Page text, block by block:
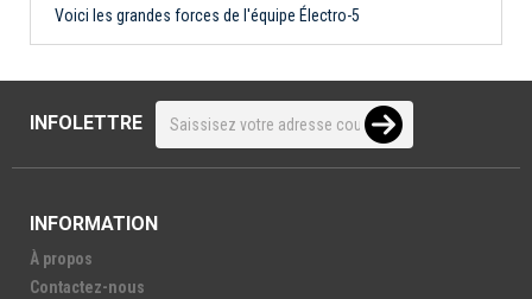
Voici les grandes forces de l'équipe Électro-5
INFOLETTRE
INFORMATION
À propos
Contactez-nous